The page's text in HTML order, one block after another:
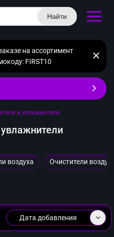
Найти
на ассортимент
FIRST10
и увлажнители
воздуха Очистители
Дата добавления